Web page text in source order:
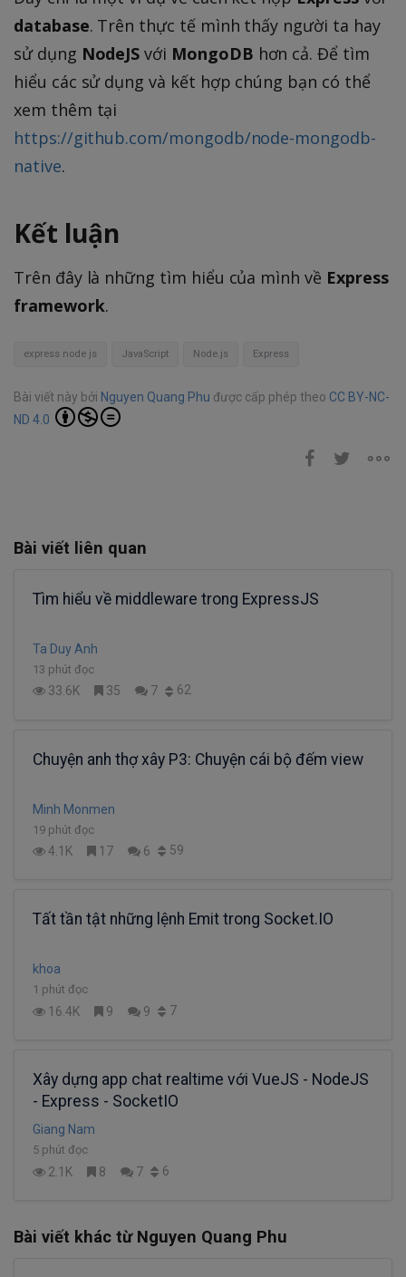
database. Trên thực tế mình thấy người ta hay
sử dụng NodeJS với MongoDB hơn cả. Để tìm
hiểu các sử dụng và kết hợp chúng bạn có thể
xem thêm tại
https://github.com/mongodb/node-mongodb-
native.
Kết luận
Trên đây là những tìm hiểu của mình về Express
framework.
express node js JavaScript Node.js Express
Bài viết này bởi Nguyen Quang Phu được cấp phép theo CC BY-NC-
ND 4.0
Bài viết liên quan
Tìm hiểu về middleware trong ExpressJS
Ta Duy Anh
13 phút đọc
33.6K 35 7 62
Chuyện anh thợ xây P3: Chuyện cái bộ đếm view
Minh Monmen
19 phút đọc
4.1K 17 6 59
Tất tần tật những lệnh Emit trong Socket.IO
khoa
1 phút đọc
16.4K 9 9 7
Xây dựng app chat realtime với VueJS - NodeJS
- Express - SocketIO
Giang Nam
5 phút đọc
2.1K 8 7 6
Bài viết khác từ Nguyen Quang Phu